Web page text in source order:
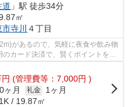
道 」駅 徒歩34分
㎡
市寺川 ４丁目
があるので、気軽に夜食や飲み物
カード決済で、賢くポイントを貯
円 (管理費等：7,000円 )
0ヶ月 礼金
1ヶ月
/ 19.87㎡